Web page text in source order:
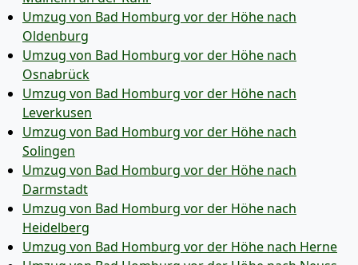
Umzug von Bad Homburg vor der Höhe nach
Oldenburg
Umzug von Bad Homburg vor der Höhe nach
Osnabrück
Umzug von Bad Homburg vor der Höhe nach
Leverkusen
Umzug von Bad Homburg vor der Höhe nach
Solingen
Umzug von Bad Homburg vor der Höhe nach
Darmstadt
Umzug von Bad Homburg vor der Höhe nach
Heidelberg
Umzug von Bad Homburg vor der Höhe nach Herne